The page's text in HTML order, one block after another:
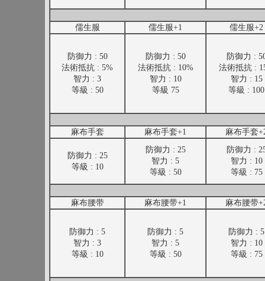
儒生服 儒生服+1 儒生服+2
防御力 : 50
法術抵抗 : 5%
智力 : 3
等級 : 50
防御力 : 50
法術抵抗 : 10%
智力 : 10
等級 75
防御力 :
法術抵抗 :
智力 : 15
等級 : 100
麻布手套 麻布手套+1 麻布手套
防御力 : 25
等級 : 10
防御力 : 25
智力 : 5
等級 : 50
防御力 :
智力 : 10
等級 : 75
麻布腰带 麻布腰带+1 麻布腰带
防御力 : 5
智力 : 3
等級 : 10
防御力 : 5
智力 : 5
等級 : 50
防御力 : 5
智力 : 10
等級 : 75